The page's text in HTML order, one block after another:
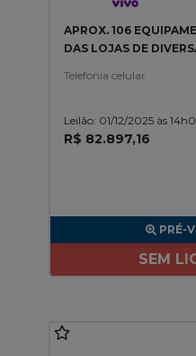
APROX. 106
DAS LOJAS DE
Telefonia celular
Leilão: 01/12/2025 às
R$ 82.897,16
PRÉ-
SEM